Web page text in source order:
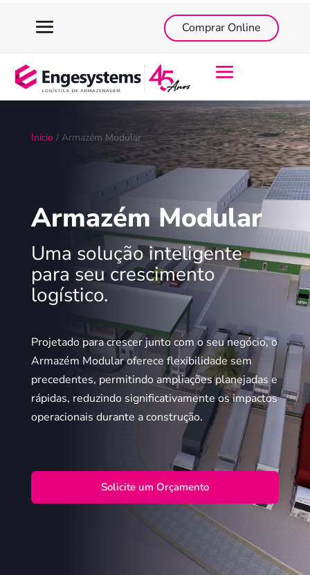
Comprar Online
Início / Armazém Modular
Armazém Modular
Uma solução inteligente
para seu crescimento
logístico.
Projetado para crescer junto com o seu negócio, o
Armazém Modular oferece flexibilidade sem
precedentes, permitindo ampliações planejadas e
rápidas, reduzindo significativamente os impactos
operacionais durante a construção.
Solicite um Orçamento